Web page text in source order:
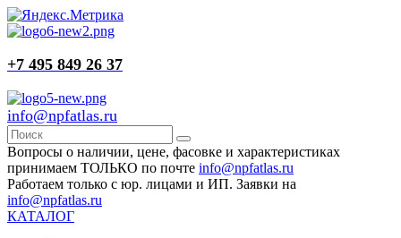
+7 495 849 26 37
info@npfatlas.ru
Вопросы о наличии, цене, фасовке и характеристиках
принимаем ТОЛЬКО по почте info@npfatlas.ru
Работаем только с юр. лицами и ИП. Заявки на
info@npfatlas.ru
КАТАЛОГ